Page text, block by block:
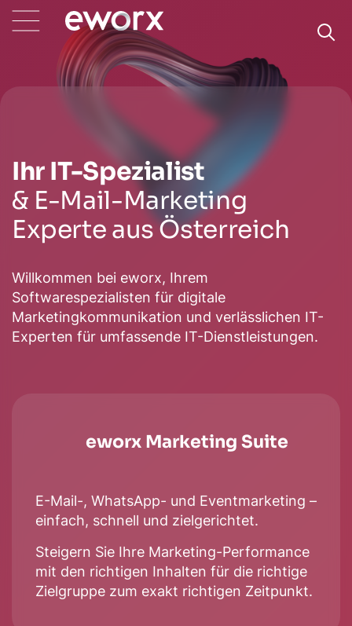
Ihr IT-Spezialist
& E-Mail-Marketing
Experte aus Österreich
Willkommen bei eworx, Ihrem
Softwarespezialisten für digitale
Marketingkommunikation und verlässlichen IT-
Experten für umfassende IT-Dienstleistungen.
eworx Marketing Suite
E-Mail-, WhatsApp- und Eventmarketing –
einfach, schnell und zielgerichtet.
Steigern Sie Ihre Marketing-Performance
mit den richtigen Inhalten für die richtige
Zielgruppe zum exakt richtigen Zeitpunkt.